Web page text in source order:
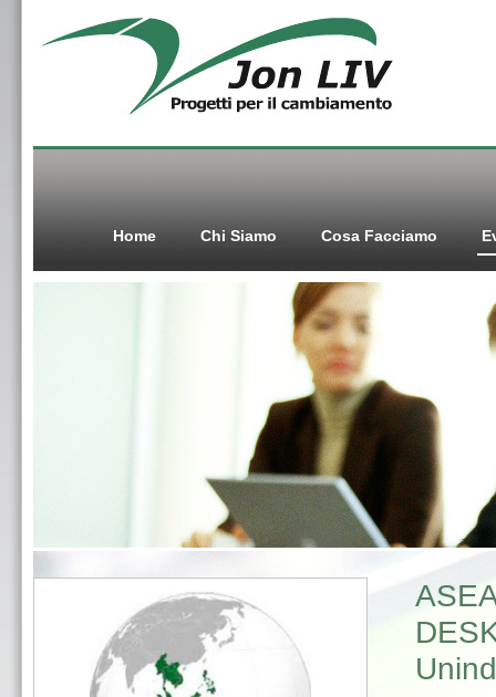
Home Chi Siamo Cosa Facciamo